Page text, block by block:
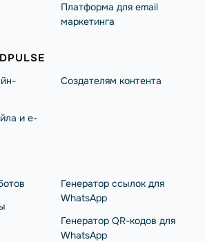
Платформа для email
маркетинга
и e-
Создателям контента
Генератор ссылок для
WhatsApp
Генератор QR-кодов для
WhatsApp